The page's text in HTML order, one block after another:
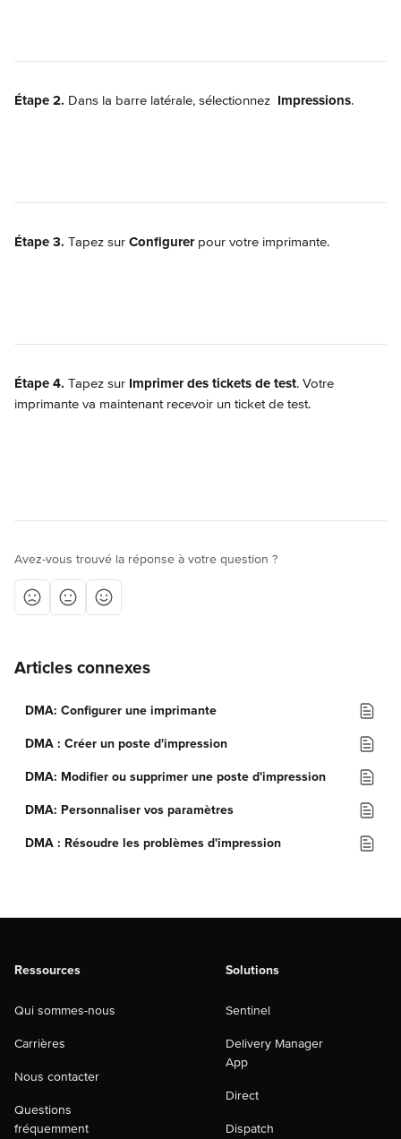
Étape 2. Dans la barre latérale, sélectionnez Impressions.
Étape 3. Tapez sur Configurer pour votre imprimante.
Étape 4. Tapez sur Imprimer des tickets de test. Votre
imprimante va maintenant recevoir un ticket de test.
Avez-vous trouvé la réponse à votre question ?
Articles connexes
DMA: Configurer une imprimante
DMA : Créer un poste d'impression
DMA: Modifier ou supprimer une poste d'impression
DMA: Personnaliser vos paramètres
DMA : Résoudre les problèmes d'impression
Ressources
Qui sommes-nous
Carrières
Nous contacter
Questions
fréquemment
Solutions
Sentinel
Delivery Manager
App
Direct
Dispatch